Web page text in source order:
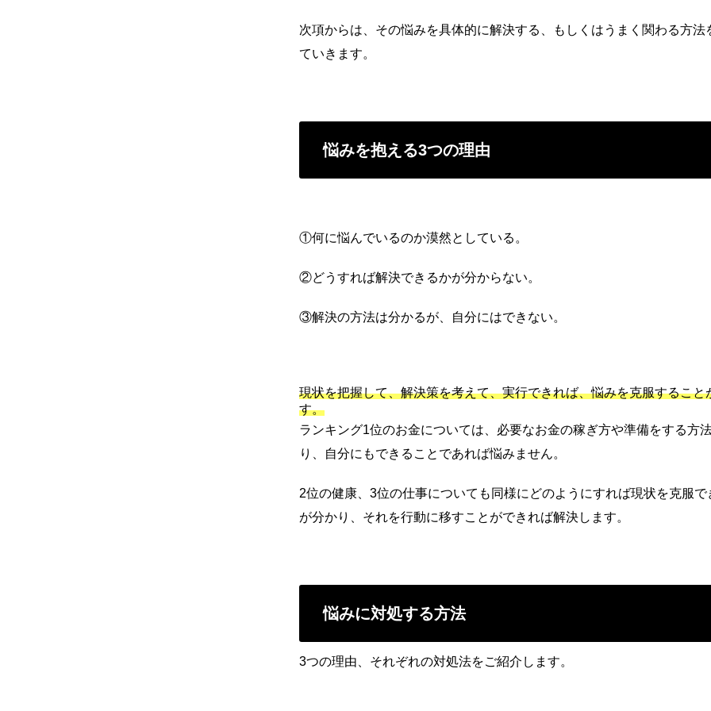
次項からは、その悩みを具体的に解決する、もしくはうまく関わる方法
ていきます。
悩みを抱える3つの理由
①何に悩んでいるのか漠然としている。
②どうすれば解決できるかが分からない。
③解決の方法は分かるが、自分にはできない。
現状を把握して、解決策を考えて、実行できれば、悩みを克服すること
す。
ランキング1位のお金については、必要なお金の稼ぎ方や準備をする方
り、自分にもできることであれば悩みません。
2位の健康、3位の仕事についても同様にどのようにすれば現状を克服で
が分かり、それを行動に移すことができれば解決します。
悩みに対処する方法
3つの理由、それぞれの対処法をご紹介します。